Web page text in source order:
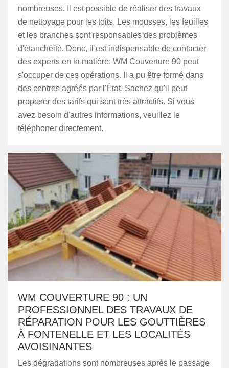
nombreuses. Il est possible de réaliser des travaux
de nettoyage pour les toits. Les mousses, les feuilles
et les branches sont responsables des problèmes
d'étanchéité. Donc, il est indispensable de contacter
des experts en la matière. WM Couverture 90 peut
s'occuper de ces opérations. Il a pu être formé dans
des centres agréés par l'État. Sachez qu'il peut
proposer des tarifs qui sont très attractifs. Si vous
avez besoin d'autres informations, veuillez le
téléphoner directement.
WM COUVERTURE 90 : UN
PROFESSIONNEL DES TRAVAUX DE
RÉPARATION POUR LES GOUTTIÈRES
À FONTENELLE ET LES LOCALITÉS
AVOISINANTES
Les dégradations sont nombreuses après le passage